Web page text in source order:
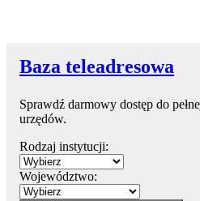
Baza teleadresowa
Sprawdź darmowy dostęp do
urzędów.
Rodzaj instytucji:
Województwo: